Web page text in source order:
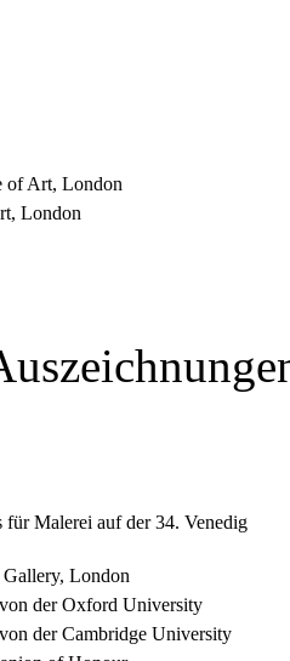
of Art, London
London
für Malerei auf der 34. Venedig
London
der Oxford University
der Cambridge University